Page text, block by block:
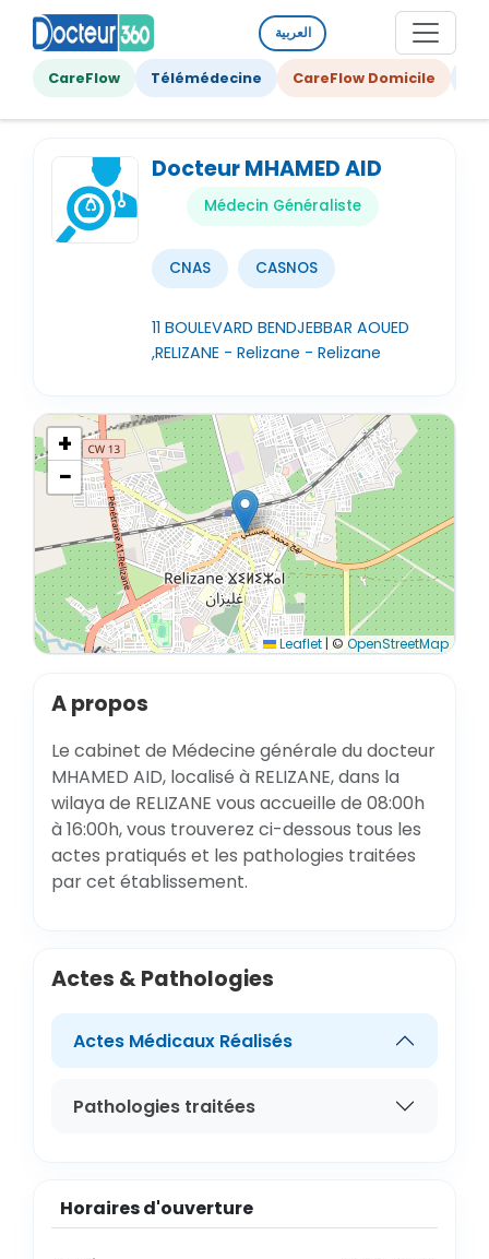
العربية
CareFlow Télémédecine CareFlow Domicile
Docteur MHAMED AID
Médecin Généraliste
CNAS CASNOS
11 BOULEVARD BENDJEBBAR AOUED
,RELIZANE - Relizane - Relizane
+
−
Leaflet | © OpenStreetMap
A propos
Le cabinet de Médecine générale du docteur
MHAMED AID, localisé à RELIZANE, dans la
wilaya de RELIZANE vous accueille de 08:00h
à 16:00h, vous trouverez ci-dessous tous les
actes pratiqués et les pathologies traitées
par cet établissement.
Actes & Pathologies
Actes Médicaux Réalisés
Pathologies traitées
Horaires d'ouverture